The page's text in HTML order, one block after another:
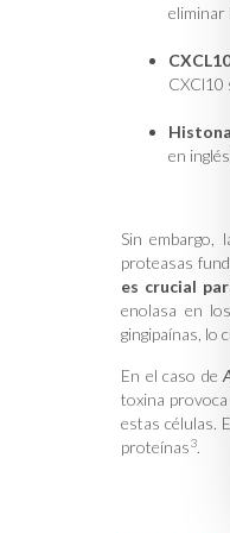
eliminar
CXCl10
en
Sin
proteasas
es crucial
enolasa en
gingipaínas, lo
En el caso de
toxina
estas células.
proteínas3.